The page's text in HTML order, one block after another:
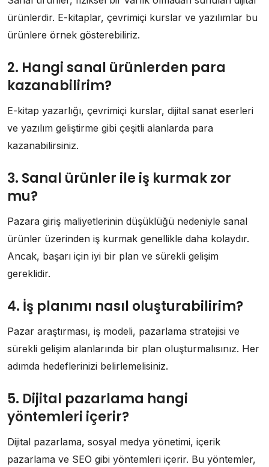
ürünlerdir. E-kitaplar, çevrimiçi kurslar ve yazılımlar bu
ürünlere örnek gösterebiliriz.
2. Hangi sanal ürünlerden para
kazanabilirim?
E-kitap yazarlığı, çevrimiçi kurslar, dijital sanat eserleri
ve yazılım geliştirme gibi çeşitli alanlarda para
kazanabilirsiniz.
3. Sanal ürünler ile iş kurmak zor
mu?
Pazara giriş maliyetlerinin düşüklüğü nedeniyle sanal
ürünler üzerinden iş kurmak genellikle daha kolaydır.
Ancak, başarı için iyi bir plan ve sürekli gelişim
gereklidir.
4. İş planımı nasıl oluşturabilirim?
Pazar araştırması, iş modeli, pazarlama stratejisi ve
sürekli gelişim alanlarında bir plan oluşturmalısınız. Her
adımda hedeflerinizi belirlemelisiniz.
5. Dijital pazarlama hangi
yöntemleri içerir?
Dijital pazarlama, sosyal medya yönetimi, içerik
pazarlama ve SEO gibi yöntemleri içerir. Bu yöntemler,